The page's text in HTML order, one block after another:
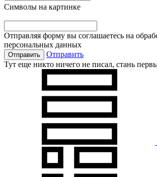
Символы на картинке
Отправляя форму вы соглашаетесь на
персональных данных
Отправить
Тут еще никто ничего не писал, стань